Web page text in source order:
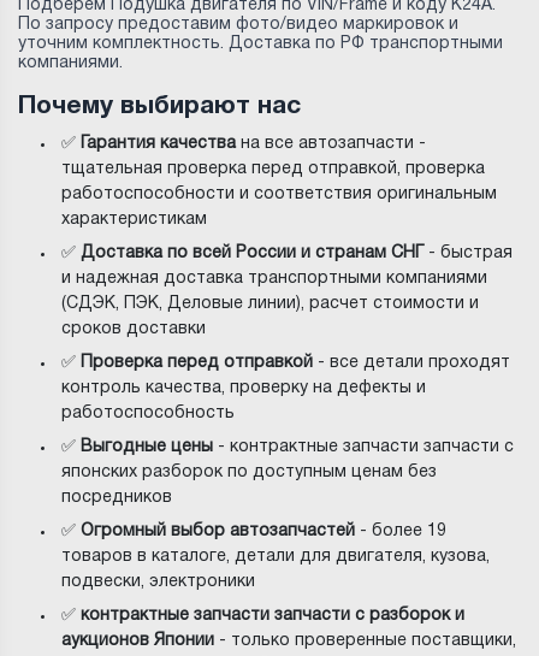
Подберём Подушка двигателя по VIN/Frame и коду K24A.
По запросу предоставим фото/видео маркировок и
уточним комплектность. Доставка по РФ транспортными
компаниями.
Почему выбирают нас
✅ Гарантия качествана все автозапчасти -
тщательная проверка перед отправкой, проверка
работоспособности и соответствия оригинальным
характеристикам
✅Доставка по всей России и странам СНГ
- быстрая
и надежная доставка транспортными компаниями
(СДЭК, ПЭК, Деловые линии), расчет стоимости и
сроков доставки
✅ Проверка перед отправкой - все детали проходят
контроль качества, проверку на дефекты и
работоспособность
✅ Выгодные цены - контрактные запчасти запчасти с
японских разборок по доступным ценам без
посредников
✅Огромный выбор автозапчастей - более 19
товаров в каталоге, детали для двигателя, кузова,
подвески, электроники
✅ контрактные запчасти запчасти с разборок и
аукционов Японии - только проверенные поставщики,